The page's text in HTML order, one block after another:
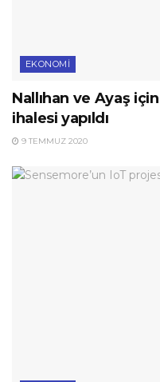
EKONOMI
Nallıhan ve Ayaş
ihalesi yapıldı
9 TEMMUZ 2020